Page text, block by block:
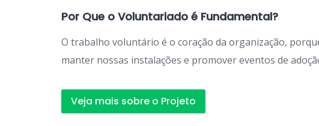
Por Que o Voluntariado é Fundamental?
O trabalho voluntário é o coração da organização,
manter nossas instalações e promover eventos de
Veja mais sobre o Projeto